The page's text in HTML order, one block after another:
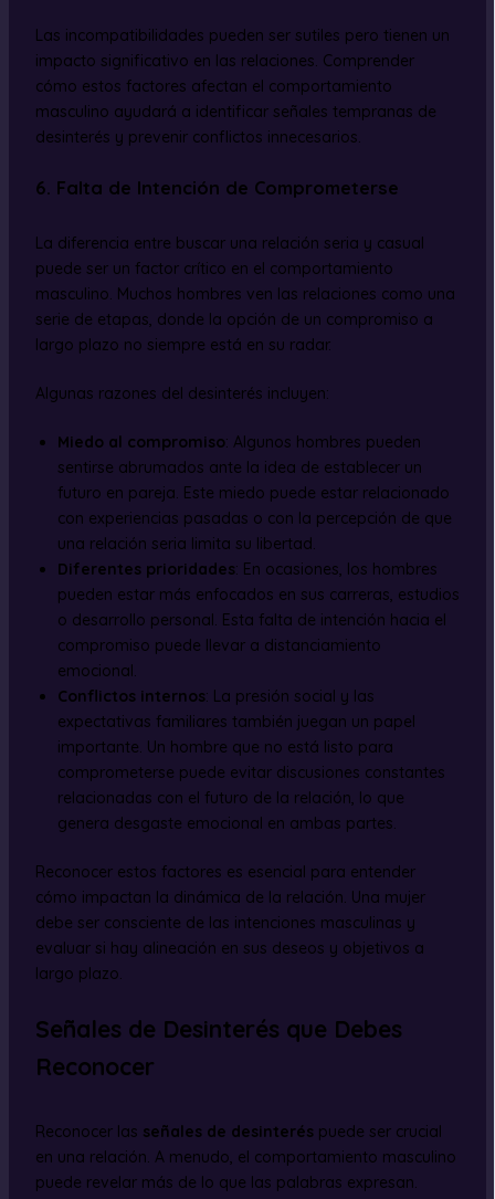
Las incompatibilidades pueden ser sutiles pero tienen un
impacto significativo en las relaciones. Comprender
cómo estos factores afectan el comportamiento
masculino ayudará a identificar señales tempranas de
desinterés y prevenir conflictos innecesarios.
6. Falta de Intención de Comprometerse
La diferencia entre buscar una relación seria y casual
puede ser un factor crítico en el comportamiento
masculino. Muchos hombres ven las relaciones como una
serie de etapas, donde la opción de un compromiso a
largo plazo no siempre está en su radar.
Algunas razones del desinterés incluyen:
Miedo al compromiso: Algunos hombres pueden
sentirse abrumados ante la idea de establecer un
futuro en pareja. Este miedo puede estar relacionado
con experiencias pasadas o con la percepción de que
una relación seria limita su libertad.
Diferentes prioridades: En ocasiones, los hombres
pueden estar más enfocados en sus carreras, estudios
o desarrollo personal. Esta falta de intención hacia el
compromiso puede llevar a distanciamiento
emocional.
Conflictos internos: La presión social y las
expectativas familiares también juegan un papel
importante. Un hombre que no está listo para
comprometerse puede evitar discusiones constantes
relacionadas con el futuro de la relación, lo que
genera desgaste emocional en ambas partes.
Reconocer estos factores es esencial para entender
cómo impactan la dinámica de la relación. Una mujer
debe ser consciente de las intenciones masculinas y
evaluar si hay alineación en sus deseos y objetivos a
largo plazo.
Señales de Desinterés que Debes
Reconocer
Reconocer las señales de desinteréspuede ser crucial
en una relación. A menudo, el comportamiento masculino
puede revelar más de lo que las palabras expresan.